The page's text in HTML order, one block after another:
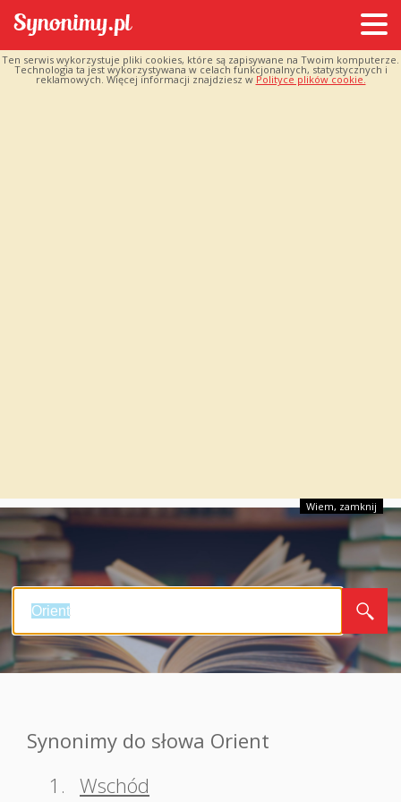
Ten serwis wykorzystuje pliki cookies, które są zapisywane na Twoim komputerze.
Technologia ta jest wykorzystywana w celach funkcjonalnych, statystycznych i
reklamowych. Więcej informacji znajdziesz w Polityce plików cookie.
Wiem, zamknij
Synonimy do słowa Orient
1. Wschód